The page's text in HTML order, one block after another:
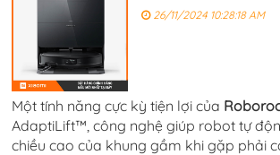
26/11/2024 10:28:18 AM
Một tính năng cực kỳ tiện lợi của
AdaptiLift™, công nghệ giúp robot tự
chiều cao của khung gầm khi gặp phải